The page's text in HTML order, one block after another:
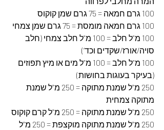
100 גרם חמאה = 75 גרם שמן קוקוס
100 גרם חמאה מומסת = 75 גרם שמן צמחי
100 מ"ל חלב = 100 מ"ל חלב צמחי (חלב
סויה/אורז/שקדים וכד‘)
100 מ"ל חלב = 100 מ"ל מים או מיץ תפוזים
(בעיקר בעוגות בחושות)
250 מ"ל שמנת מתוקה = 250 מ"ל שמנת
מתוקה צמחית
250 מ"ל שמנת מתוקה = 250 מ"ל קרם קוקוס
250 מ"ל שמנת מתוקה מוקצפת = 250 מ"ל